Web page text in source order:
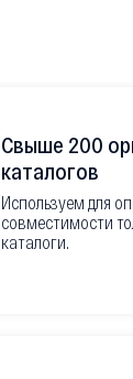
Свыше 200
каталогов
Используем для
совместимости
каталоги.